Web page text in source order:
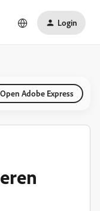
Login
Open Adobe Express